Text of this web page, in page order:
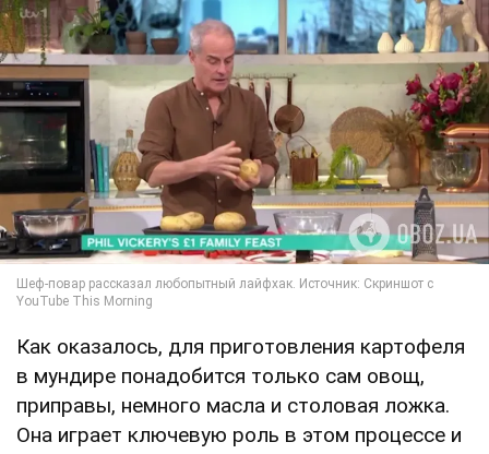
Как оказалось, для приготовления картофеля
в мундире понадобится только сам овощ,
приправы, немного масла и столовая ложка.
Она играет ключевую роль в этом процессе и